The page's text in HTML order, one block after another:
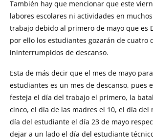
También hay que mencionar que este
labores escolares ni actividades en
trabajo debido al primero de mayo que es
por ello los estudiantes gozarán de cuatro
ininterrumpidos de descanso.
Esta de más decir que el mes de mayo
estudiantes es un mes de descanso, pues
festeja el día del trabajo el primero, la
cinco, el día de las madres el 10, el día del
día del estudiante el día 23 de mayo
dejar a un lado el día del estudiante